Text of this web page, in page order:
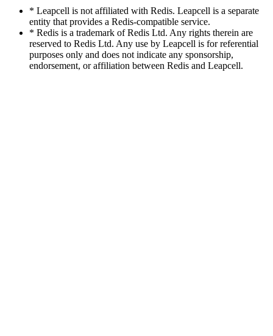
* Leapcell is not affiliated with Redis. Leapcell is a separate
entity that provides a Redis-compatible service.
* Redis is a trademark of Redis Ltd. Any rights therein are
reserved to Redis Ltd. Any use by Leapcell is for referential
purposes only and does not indicate any sponsorship,
endorsement, or affiliation between Redis and Leapcell.